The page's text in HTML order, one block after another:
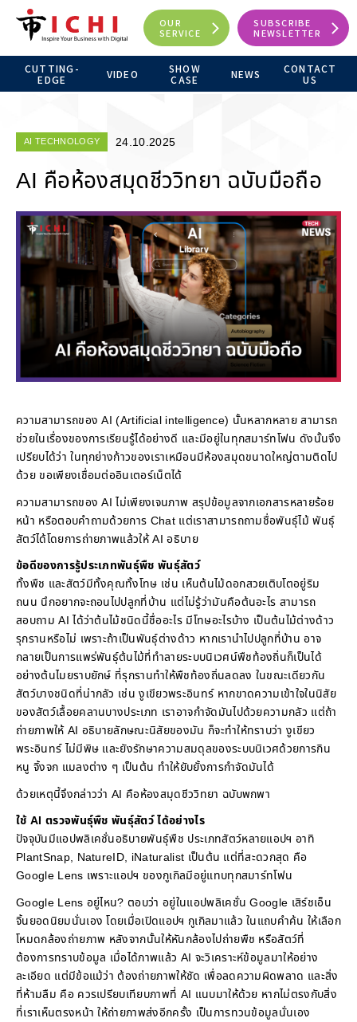
OUR
SERVICE
SUBSCRIBE
NEWSLETTER
CUTTING-
EDGE
VIDEO
SHOW
CASE
NEWS
CONTACT
US
AI TECHNOLOGY 24.10.2025
AI คือห้องสมุดชีววิทยา ฉบับมือถือ
ความสามารถของ AI (Artificial intelligence) นั้นหลากหลาย สามารถ
ช่วยในเรื่องของการเรียนรู้ได้อย่างดี และมีอยู่ในทุกสมาร์ทโฟน ดังนั้นจึง
เปรียบได้ว่า ในทุกย่างก้าวของเราเหมือนมีห้องสมุดขนาดใหญ่ตามติดไป
ด้วย ขอเพียงเชื่อมต่ออินเตอร์เน็ตได้
ความสามารถของ AI ไม่เพียงเจนภาพ สรุปข้อมูลจากเอกสารหลายร้อย
หน้า หรือตอบคำถามด้วยการ Chat แต่เราสามารถถามชื่อพันธุ์ไม้ พันธุ์
สัตว์ได้โดยการถ่ายภาพแล้วให้ AI อธิบาย
ข้อดีของการรู้ประเภทพันธุ์พืช พันธุ์สัตว์
ทั้งพืช และสัตว์มีทั้งคุณทั้งโทษ เช่น เห็นต้นไม้ดอกสวยเติบโตอยู่ริม
ถนน นึกอยากจะถอนไปปลูกที่บ้าน แต่ไม่รู้ว่ามันคือต้นอะไร สามารถ
สอบถาม AI ได้ว่าต้นไม้ชนิดนี้ชื่ออะไร มีโทษอะไรบ้าง เป็นต้นไม้ต่างด้าว
รุกรานหรือไม่ เพราะถ้าเป็นพันธุ์ต่างด้าว หากเรานำไปปลูกที่บ้าน อาจ
กลายเป็นการแพร่พันธุ์ต้นไม้ที่ทำลายระบบนิเวศน์พืชท้องถิ่นก็เป็นได้
อย่างต้นไมยราบยักษ์ ที่รุกรานทำให้พืชท้องถิ่นลดลง ในขณะเดียวกัน
สัตว์บางชนิดที่น่ากลัว เช่น งูเขียวพระอินทร์ หากขาดความเข้าใจในนิสัย
ของสัตว์เลื้อยคลานบางประเภท เราอาจกำจัดมันไปด้วยความกลัว แต่ถ้า
ถ่ายภาพให้ AI อธิบายลักษณะนิสัยของมัน ก็จะทำให้ทราบว่า งูเขียว
พระอินทร์ ไม่มีพิษ และยังรักษาความสมดุลของระบบนิเวศด้วยการกิน
หนู จิ้งจก แมลงต่าง ๆ เป็นต้น ทำให้ยับยั้งการกำจัดมันได้
ด้วยเหตุนี้จึงกล่าวว่า AI คือห้องสมุดชีววิทยา ฉบับพกพา
ใช้ AI ตรวจพันธุ์พืช พันธุ์สัตว์ ได้อย่างไร
ปัจจุบันมีแอปพลิเคชั่นอธิบายพันธุ์พืช ประเภทสัตว์หลายแอปฯ อาทิ
PlantSnap, NatureID, iNaturalist เป็นต้น แต่ที่สะดวกสุด คือ
Google Lens เพราะแอปฯ ของกูเกิลมีอยู่แทบทุกสมาร์ทโฟน
Google Lens อยู่ไหน? ตอบว่า อยู่ในแอปพลิเคชั่น Google เสิร์ชเอ็น
จิ้นยอดนิยมนั่นเอง โดยเมื่อเปิดแอปฯ กูเกิลมาแล้ว ในแถบคำค้น ให้เลือก
โหมดกล้องถ่ายภาพ หลังจากนั้นให้หันกล้องไปถ่ายพืช หรือสัตว์ที่
ต้องการทราบข้อมูล เมื่อได้ภาพแล้ว AI จะวิเคราะห์ข้อมูลมาให้อย่าง
ละเอียด แต่มีข้อแม้ว่า ต้องถ่ายภาพให้ชัด เพื่อลดความผิดพลาด และสิ่ง
ที่ห้ามลืม คือ ควรเปรียบเทียบภาพที่ AI แนบมาให้ด้วย หากไม่ตรงกับสิ่ง
ที่เราเห็นตรงหน้า ให้ถ่ายภาพส่งอีกครั้ง เป็นการทวนข้อมูลนั่นเอง